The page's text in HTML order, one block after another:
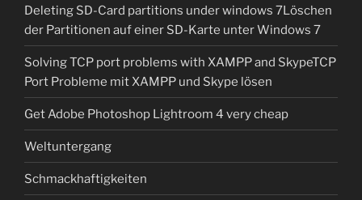
Deleting SD-Card partitions under windows 7Löschen
der Partitionen auf einer SD-Karte unter Windows 7
Solving TCP port problems with XAMPP and SkypeTCP
Port Probleme mit XAMPP und Skype lösen
Get Adobe Photoshop Lightroom 4 very cheap
Weltuntergang
Schmackhaftigkeiten